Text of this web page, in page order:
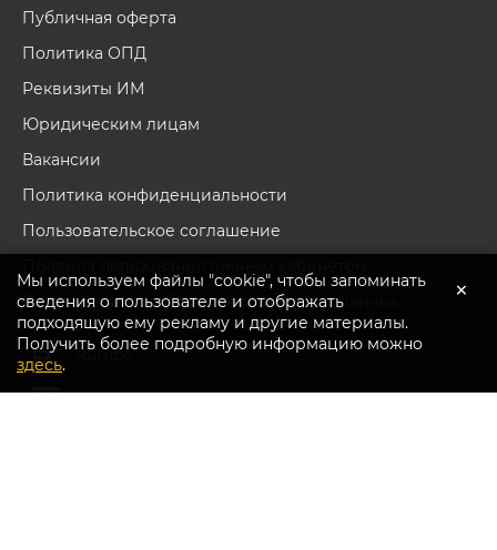
Перейти в каталог
Публичная оферта
Политика ОПД
Реквизиты ИМ
Юридическим лицам
Вакансии
Политика конфиденциальности
Пользовательское соглашение
Согласие на обработку персональных данных
Rutube
Youtube
Мы используем файлы "cookie", чтобы запоминать
сведения о пользователе и отображать
подходящую ему рекламу и другие материалы.
Получить более подробную информацию можно
здесь.
×